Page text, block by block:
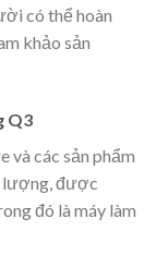
có thể hoàn
khảo sản
Q3
và các sản phẩm
lượng, được
đó là máy làm